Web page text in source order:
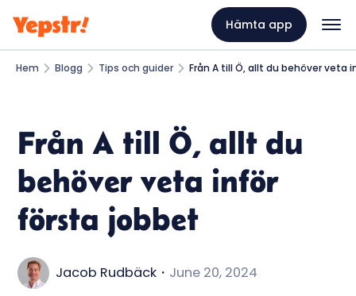
Hämta app
Hem Blogg Tips och guider Från A till Ö, allt du behöver veta
Från A till Ö, allt du
behöver veta inför
första jobbet
Jacob Rudbäck ・ June 20, 2024